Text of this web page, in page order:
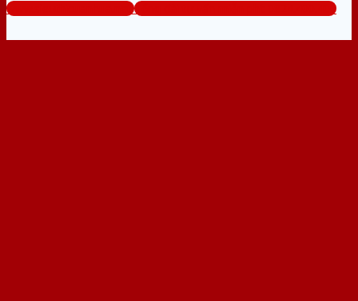
www.sieuthicuanhua.net Tổng đài tư vấn miễn phí: 0824.400.400